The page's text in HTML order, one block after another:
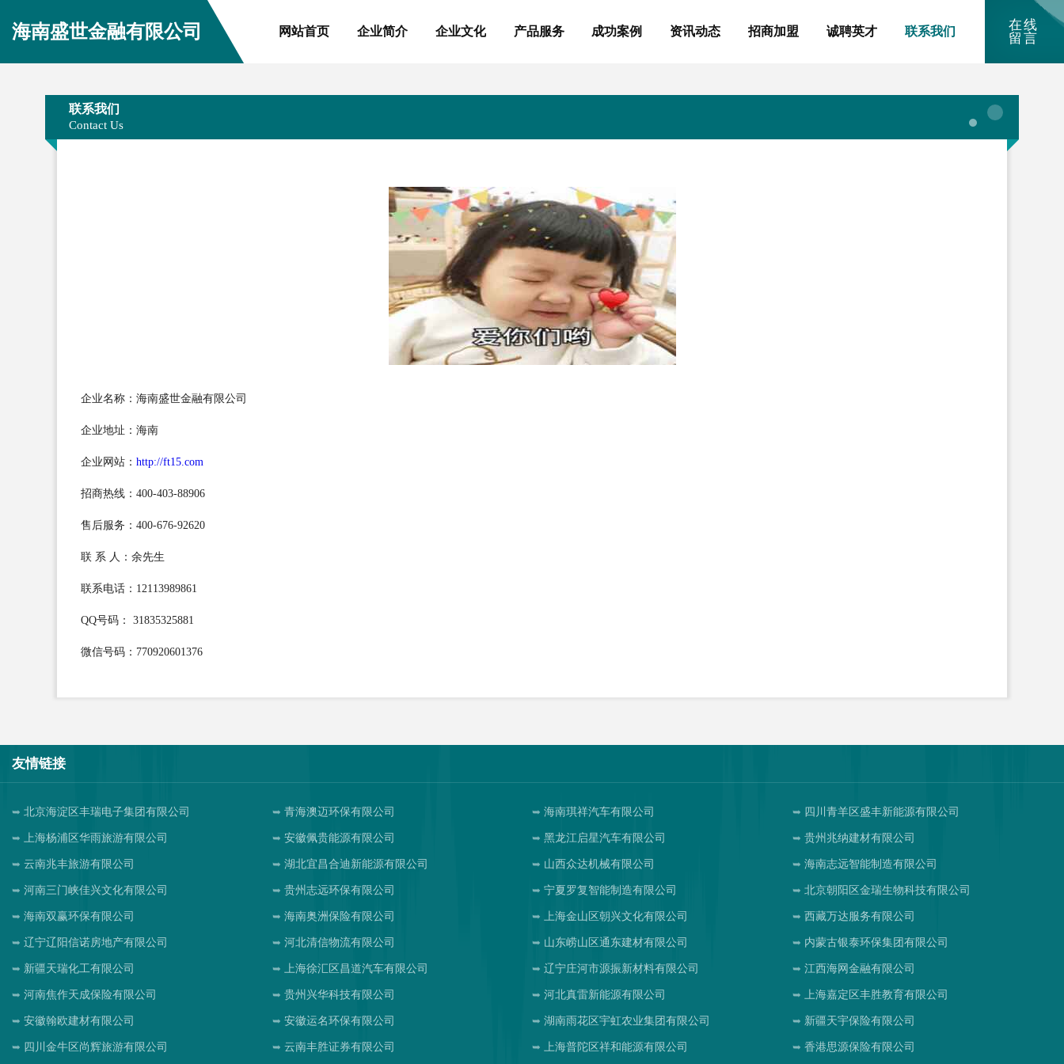
海南盛世金融有限公司 网站首页 企业简介 企业文化 产品服务 成功案例 资讯动态 招商加盟 诚聘英才 联系我们
在线
留言
联系我们
Contact Us
企业名称：海南盛世金融有限公司
企业地址：海南
企业网站： http://ft15.com
招商热线：400-403-88906
售后服务：400-676-92620
联 系 人：余先生
联系电话：12113989861
QQ号码： 31835325881
微信号码：770920601376
友情链接
北京海淀区丰瑞电子集团有限公司 青海澳迈环保有限公司 海南琪祥汽车有限公司 四川青羊区盛丰新能源有限公司
上海杨浦区华雨旅游有限公司 安徽佩贵能源有限公司 黑龙江启星汽车有限公司 贵州兆纳建材有限公司
云南兆丰旅游有限公司 湖北宜昌合迪新能源有限公司 山西众达机械有限公司 海南志远智能制造有限公司
河南三门峡佳兴文化有限公司 贵州志远环保有限公司 宁夏罗复智能制造有限公司 北京朝阳区金瑞生物科技有限公司
海南双赢环保有限公司 海南奥洲保险有限公司 上海金山区朝兴文化有限公司 西藏万达服务有限公司
辽宁辽阳信诺房地产有限公司 河北清信物流有限公司 山东崂山区通东建材有限公司 内蒙古银泰环保集团有限公司
新疆天瑞化工有限公司 上海徐汇区昌道汽车有限公司 辽宁庄河市源振新材料有限公司 江西海网金融有限公司
河南焦作天成保险有限公司 贵州兴华科技有限公司 河北真雷新能源有限公司 上海嘉定区丰胜教育有限公司
安徽翰欧建材有限公司 安徽运名环保有限公司 湖南雨花区宇虹农业集团有限公司 新疆天宇保险有限公司
四川金牛区尚辉旅游有限公司 云南丰胜证券有限公司 上海普陀区祥和能源有限公司 香港思源保险有限公司